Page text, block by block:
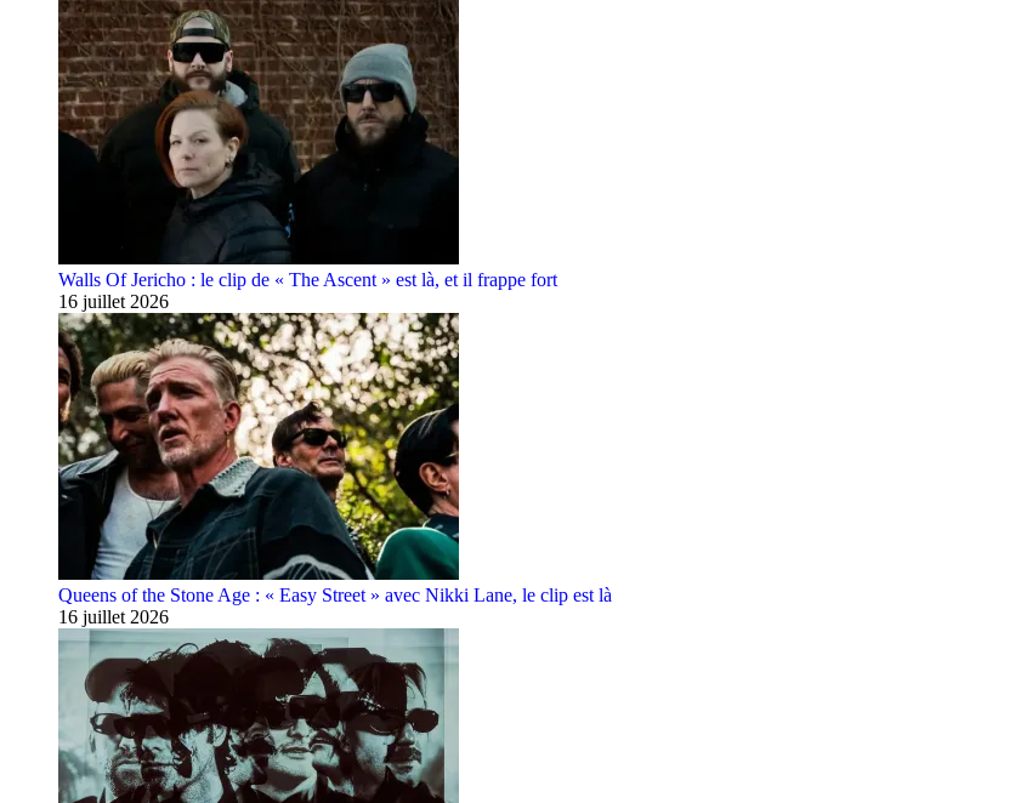
Walls Of Jericho : le clip de « The Ascent » est là, et il frappe fort
16 juillet 2026
Queens of the Stone Age : « Easy Street » avec Nikki Lane, le clip est là
16 juillet 2026